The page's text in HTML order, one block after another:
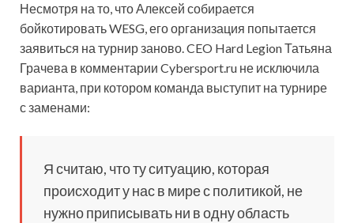
Несмотря на то, что Алексей собирается
бойкотировать WESG, его организация попытается
заявиться на турнир заново. CEO Hard Legion Татьяна
Грачева в комментарии Cybersport.ru не исключила
варианта, при котором команда выступит на турнире
с заменами:
Я считаю, что ту ситуацию, которая
происходит у нас в мире с политикой, не
нужно приписывать ни в одну область